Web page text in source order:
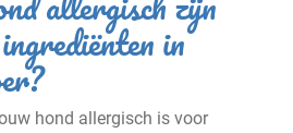
in
hond allergisch is voor